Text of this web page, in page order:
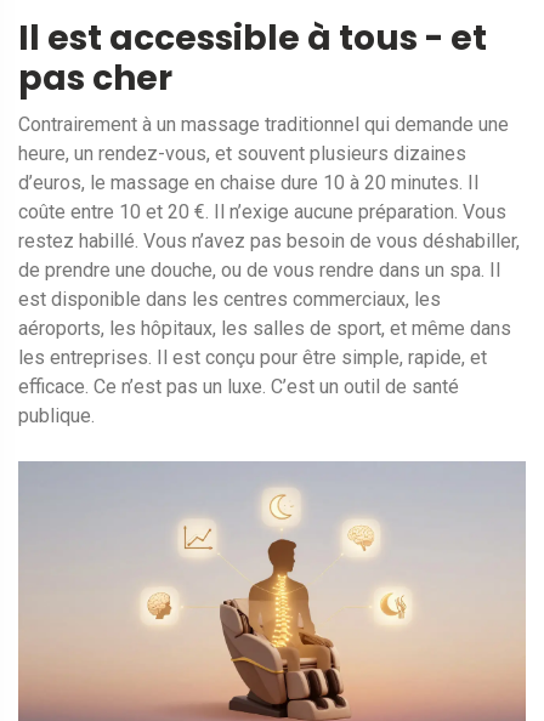
Il est accessible à tous - et
pas cher
Contrairement à un massage traditionnel qui demande une
heure, un rendez-vous, et souvent plusieurs dizaines
d’euros, le massage en chaise dure 10 à 20 minutes. Il
coûte entre 10 et 20 €. Il n’exige aucune préparation. Vous
restez habillé. Vous n’avez pas besoin de vous déshabiller,
de prendre une douche, ou de vous rendre dans un spa. Il
est disponible dans les centres commerciaux, les
aéroports, les hôpitaux, les salles de sport, et même dans
les entreprises. Il est conçu pour être simple, rapide, et
efficace. Ce n’est pas un luxe. C’est un outil de santé
publique.